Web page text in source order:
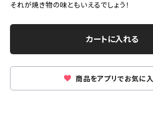
それが焼き物の味ともいえるでしょう！
カートに入れる
商品をアプリでお気に